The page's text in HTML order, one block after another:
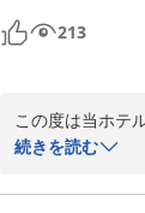
後の改善の参考
環境づくりに努
貴重なご意見
またのご来館を
堂ヶ島唯一の自
2026-05-14
213
この度は当ホテ
に存じます。
続きを読む